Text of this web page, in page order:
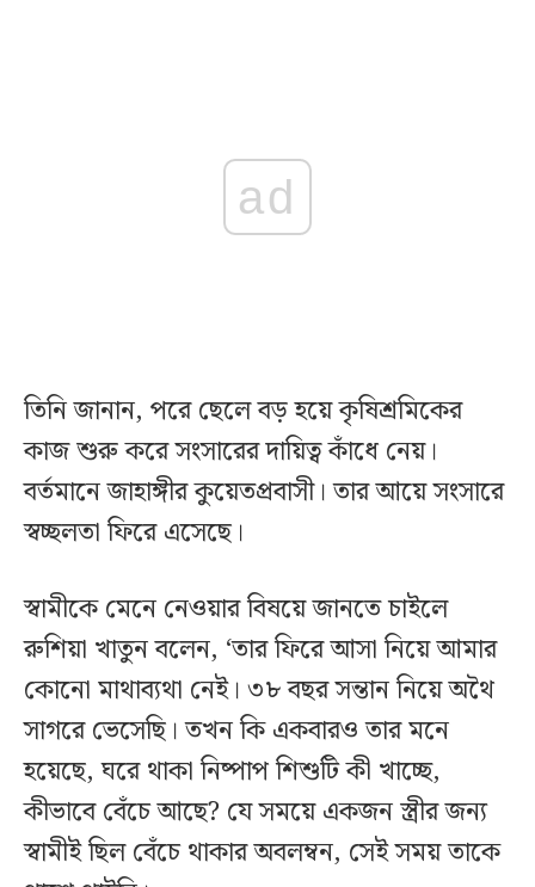
ad
তিনি জানান, পরে ছেলে বড় হয়ে কৃষিশ্রমিকের
কাজ শুরু করে সংসারের দায়িত্ব কাঁধে নেয়।
বর্তমানে জাহাঙ্গীর কুয়েতপ্রবাসী। তার আয়ে সংসারে
স্বচ্ছলতা ফিরে এসেছে।
স্বামীকে মেনে নেওয়ার বিষয়ে জানতে চাইলে
রুশিয়া খাতুন বলেন, ‘তার ফিরে আসা নিয়ে আমার
কোনো মাথাব্যথা নেই। ৩৮ বছর সন্তান নিয়ে অথৈ
সাগরে ভেসেছি। তখন কি একবারও তার মনে
হয়েছে, ঘরে থাকা নিষ্পাপ শিশুটি কী খাচ্ছে,
কীভাবে বেঁচে আছে? যে সময়ে একজন স্ত্রীর জন্য
স্বামীই ছিল বেঁচে থাকার অবলম্বন, সেই সময় তাকে